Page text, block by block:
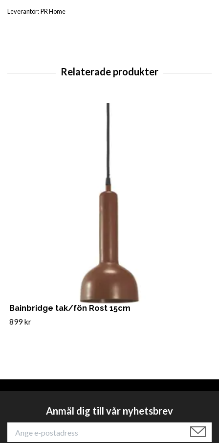
Leverantör:PR Home
Bainbridge tak/fön Rost 15cm
899 kr
Anmäl dig till vår nyhetsbrev